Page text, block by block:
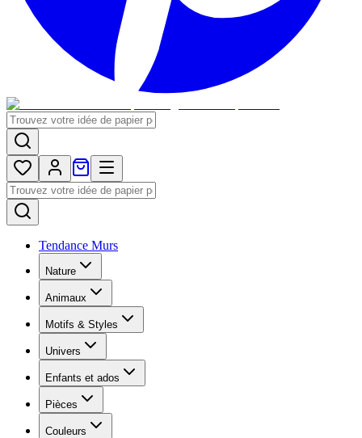
Tendance Murs
Nature
Animaux
Motifs & Styles
Univers
Enfants et ados
Pièces
Couleurs